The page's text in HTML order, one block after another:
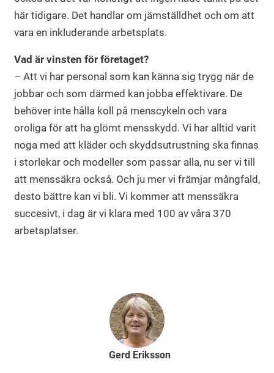
här tidigare. Det handlar om jämställdhet och om att
vara en inkluderande arbetsplats.
Vad är vinsten för företaget?
– Att vi har personal som kan känna sig trygg när de
jobbar och som därmed kan jobba effektivare. De
behöver inte hålla koll på menscykeln och vara
oroliga för att ha glömt mensskydd. Vi har alltid varit
noga med att kläder och skyddsutrustning ska finnas
i storlekar och modeller som passar alla, nu ser vi till
att menssäkra också. Och ju mer vi främjar mångfald,
desto bättre kan vi bli. Vi kommer att menssäkra
succesivt, i dag är vi klara med 100 av våra 370
arbetsplatser.
Gerd Eriksson